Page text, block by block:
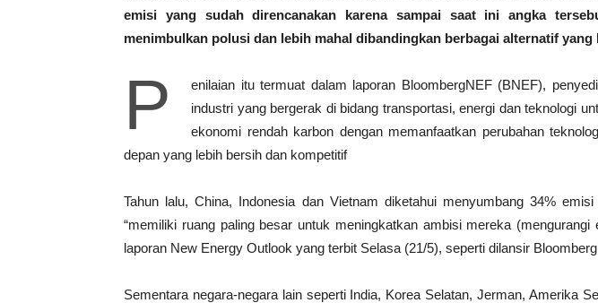
emisi yang sudah direncanakan karena sampai saat ini angka
menimbulkan polusi dan lebih mahal dibandingkan berbagai alternatif
P
enilaian itu termuat dalam laporan BloombergNEF (BNEF),
industri yang bergerak di bidang transportasi, energi dan teknologi
ekonomi rendah karbon dengan memanfaatkan perubahan
depan yang lebih bersih dan kompetitif
Tahun lalu, China, Indonesia dan Vietnam diketahui menyumbang 34%
“memiliki ruang paling besar untuk meningkatkan ambisi mereka (mengurangi
laporan New Energy Outlook yang terbit Selasa (21/5), seperti dilansir
Sementara negara-negara lain seperti India, Korea Selatan, Jerman, Amerika